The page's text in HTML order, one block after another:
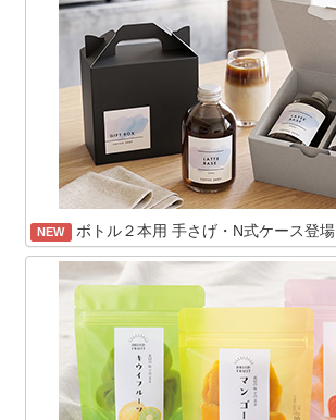
NEW ボトル２本用 手さげ・N式ケース登場